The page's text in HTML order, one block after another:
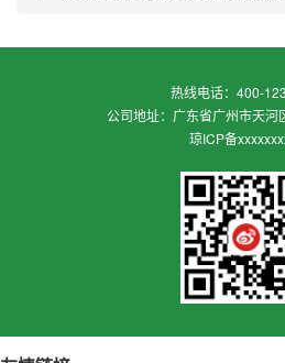
热线电话：400-
公司地址：广东省广州市天河
琼ICP备